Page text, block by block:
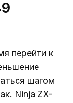
перейти к
шагом
Ninja ZX-